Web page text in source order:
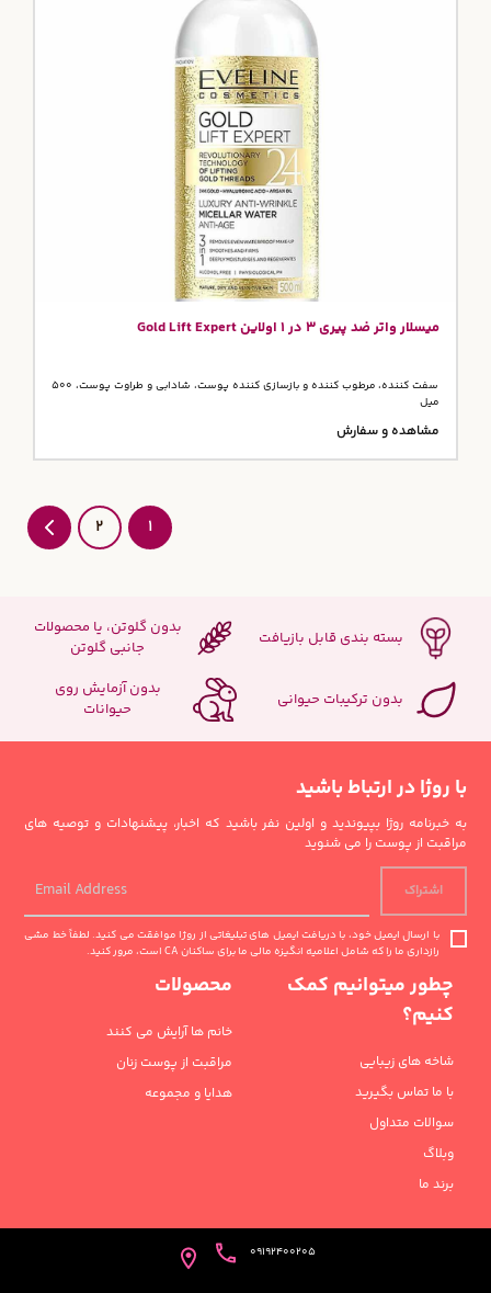
میسلار واتر ضد پیری 3 در 1 اولاین Gold Lift Expert
سفت کننده، مرطوب کننده و بازسازی کننده پوست، شادابی و طراوت پوست، 500
میل
مشاهده و سفارش
1
2
بسته بندی قابل بازیافت
بدون گلوتن، یا محصولات
جانبی گلوتن
بدون ترکیبات حیوانی
بدون آزمایش روی
حیوانات
با روژا در ارتباط باشید
به خبرنامه روژا بپیوندید و اولین نفر باشید که اخبار، پیشنهادات و توصیه های
مراقبت از پوست را می شنوید
اشتراک
با ارسال ایمیل خود، با دریافت ایمیل های تبلیغاتی از روژا موافقت می کنید. لطفاً خط مشی
رازداری ما را که شامل اعلامیه انگیزه مالی ما برای ساکنان CA است، مرور کنید.
چطور میتوانیم کمک
کنیم؟
شاخه های زیبایی
با ما تماس بگیرید
سوالات متداول
وبلاگ
برند ما
محصولات
خانم ها آرایش می کنند
مراقبت از پوست زنان
هدایا و مجموعه
09192400205